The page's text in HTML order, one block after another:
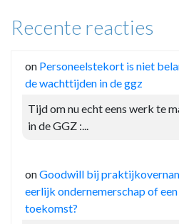
Recente reacties
on Personeelstekort is niet
de wachttijden in de ggz
Tijd om nu echt eens werk te
in de GGZ :...
onGoodwill bij
eerlijk ondernemerschap of
toekomst?